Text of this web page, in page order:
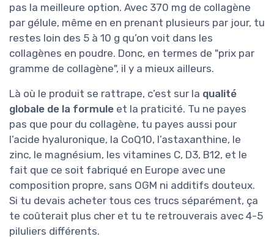
pas la meilleure option. Avec 370 mg de collagène
par gélule, même en en prenant plusieurs par jour, tu
restes loin des 5 à 10 g qu’on voit dans les
collagènes en poudre. Donc, en termes de "prix par
gramme de collagène", il y a mieux ailleurs.
Là où le produit se rattrape, c’est sur la qualité
globale de la formule et la praticité. Tu ne payes
pas que pour du collagène, tu payes aussi pour
l’acide hyaluronique, la CoQ10, l’astaxanthine, le
zinc, le magnésium, les vitamines C, D3, B12, et le
fait que ce soit fabriqué en Europe avec une
composition propre, sans OGM ni additifs douteux.
Si tu devais acheter tous ces trucs séparément, ça
te coûterait plus cher et tu te retrouverais avec 4-5
piluliers différents.